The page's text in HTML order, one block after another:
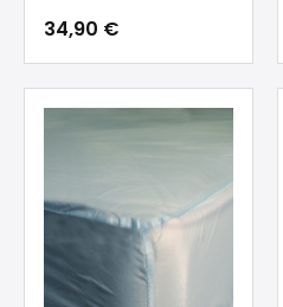
34,90 €